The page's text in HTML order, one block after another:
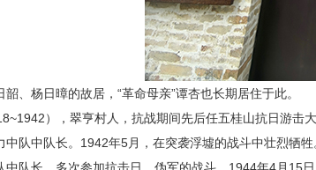
韶、杨日暲的故居，“革命母亲”谭杏也长期居住于此。
），翠亨村人，抗战期间先后任五桂山抗日游击
中队中队长。1942年5月，在突袭浮墟的战斗中壮烈牺